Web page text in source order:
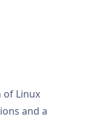
of Linux
and a